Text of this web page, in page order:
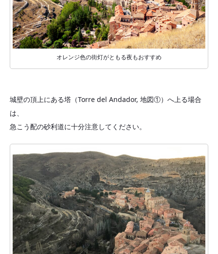
オレンジ色の街灯がともる夜もおすすめ
城壁の頂上にある塔（Torre del Andador, 地図①）へ上る場合
は、
急こう配の砂利道に十分注意してください。